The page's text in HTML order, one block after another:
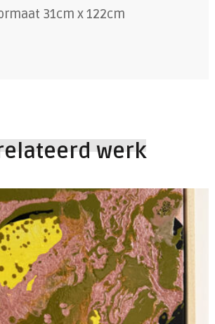
31cm x 122cm
werk